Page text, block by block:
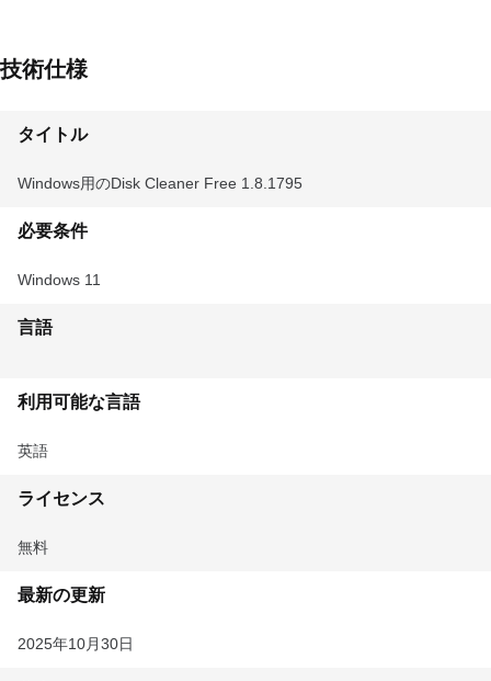
技術仕様
タイトル
Windows用のDisk Cleaner Free 1.8.1795
必要条件
Windows 11
言語
利用可能な言語
英語
ライセンス
無料
最新の更新
2025年10月30日